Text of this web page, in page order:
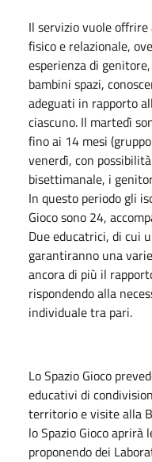
Il servizio vuole
fisico e relazionale,
esperienza di
bambini spazi,
adeguati in rapporto
ciascuno. Il martedì
fino ai 14 mesi
venerdì, con
bisettimanale, i
In questo periodo gli
Gioco sono 24,
Due educatrici, di cui
garantiranno una
ancora di più il
rispondendo alla
individuale tra pari.
Lo Spazio Gioco
educativi di
territorio e visite alla
lo Spazio Gioco
proponendo dei